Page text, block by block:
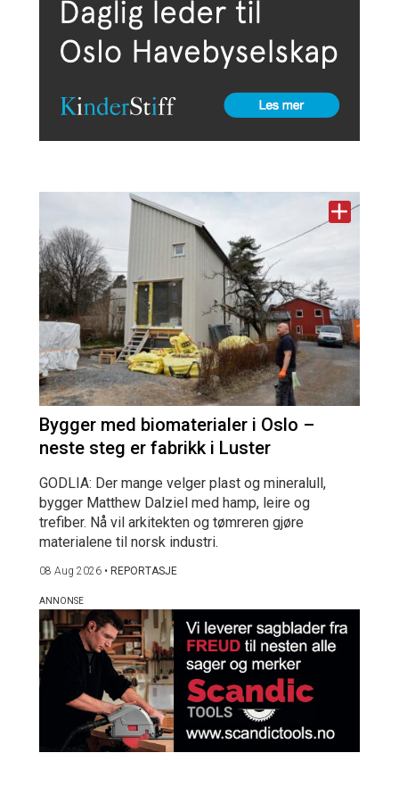
Bygger med biomaterialer i Oslo –
neste steg er fabrikk i Luster
GODLIA: Der mange velger plast og mineralull,
bygger Matthew Dalziel med hamp, leire og
trefiber. Nå vil arkitekten og tømreren gjøre
materialene til norsk industri.
08 Aug 2026 • REPORTASJE